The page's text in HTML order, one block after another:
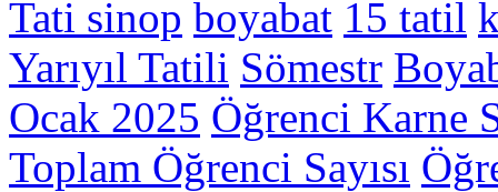
Tati sinop boyabat 15 tatil
Yarıyıl Tatili Sömestr
Ocak 2025 Öğrenci Karne
Toplam Öğrenci Sayısı